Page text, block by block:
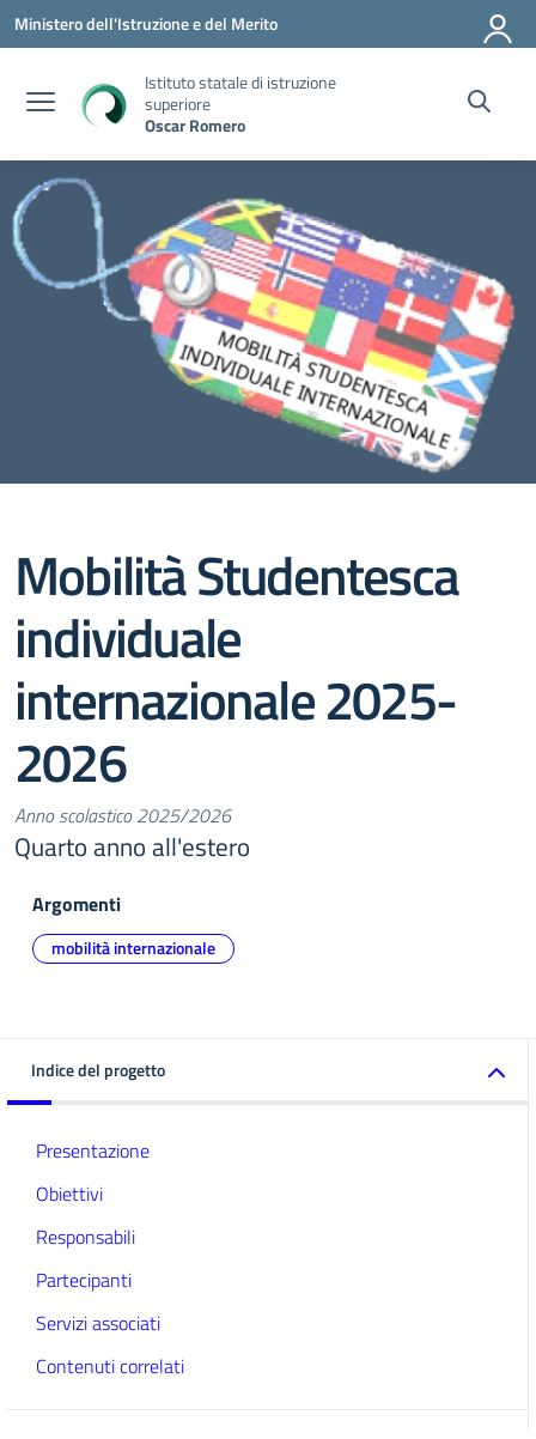
Vai ai contenuti
Vai al menu di navigazione
Vai al footer
Ministero dell'Istruzione e del Merito
Istituto statale di istruzione
superiore
Oscar Romero
Mobilità Studentesca
individuale
internazionale 2025-
2026
Anno scolastico 2025/2026
Quarto anno all'estero
Argomenti
mobilità internazionale
Indice del progetto
Presentazione
Obiettivi
Responsabili
Partecipanti
Servizi associati
Contenuti correlati